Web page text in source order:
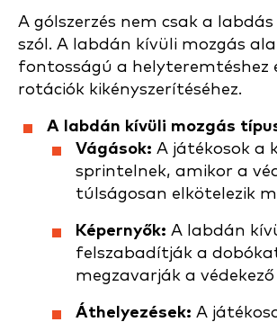
A gólszerzés nem csak a labdás
szól. A labdán kívüli mozgás
fontosságú a helyteremtéshez
rotációk kikényszerítéséhez.
A labdán kívüli mozgás
Vágások: A játékosok a
sprintelnek, amikor a
túlságosan elkötelezik
Képernyők: A labdán
felszabadítják a
megzavarják a
Áthelyezések: A